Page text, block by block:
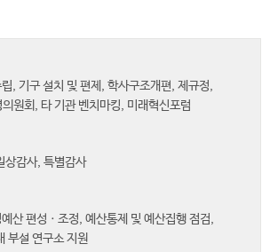
, 기구 설치 및 편제, 학사구조개편, 제규정,
원회, 타 기관 벤치마킹, 미래혁신포럼
상감사, 특별감사
산 편성ㆍ조정, 예산통제 및 예산집행 점검,
부설 연구소 지원